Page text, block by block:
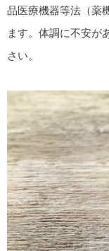
品医療機器等法（薬
ます。体調に不安が
さい。